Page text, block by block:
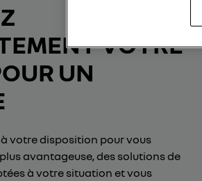
VOTRE
UN
votre disposition pour vous
avantageuse, des solutions de
à votre situation et vous